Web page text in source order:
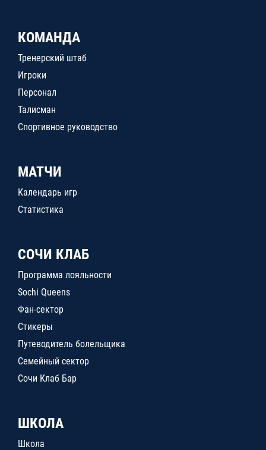
КОМАНДА
Тренерский штаб
Игроки
Персонал
Талисман
Спортивное руководство
МАТЧИ
Календарь игр
Статистика
СОЧИ КЛАБ
Программа лояльности
Sochi Queens
Фан-сектор
Стикеры
Путеводитель болельщика
Семейный сектор
Сочи Клаб Бар
ШКОЛА
Школа